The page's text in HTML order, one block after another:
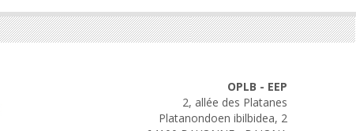
OPLB - EEP
2, allée des Platanes
Platanondoen ibilbidea, 2